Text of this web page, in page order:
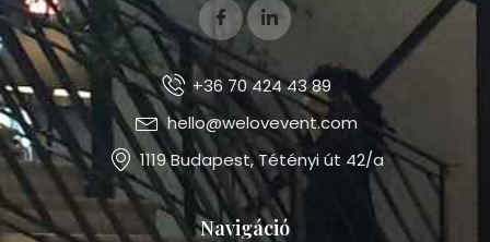
+36 70 424 43 89
hello@welovevent.com
1119 Budapest, Tétényi út 42/a
Navigáció